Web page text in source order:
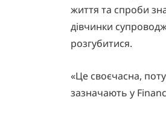
життя та спроби
дівчинки
розгубитися.
«Це своєчасна,
зазначають у